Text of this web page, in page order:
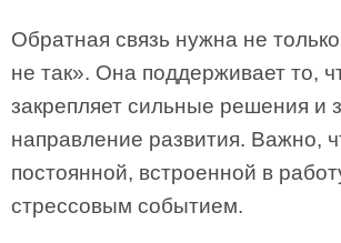
Обратная связь нужна не только
не так». Она поддерживает то,
закрепляет сильные решения и
направление развития. Важно,
постоянной, встроенной в
стрессовым событием.